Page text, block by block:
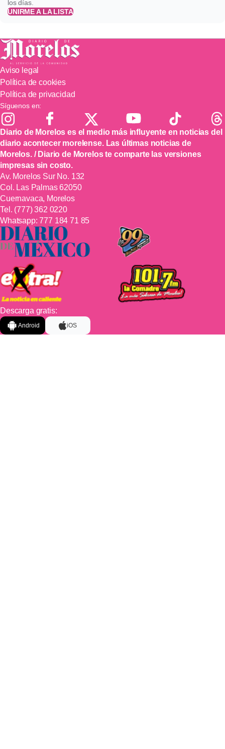
los días.
UNIRME A LA LISTA
Aviso legal
Política de cookies
Política de privacidad
Síguenos en:
Diario de Morelos es el medio más influyente en noticias del
diario acontecer morelense. Las últimas noticias de
Morelos. / Diario de Morelos te comparte las versiones
impresas sin costo.
Av. Morelos Sur No. 132
Col. Las Palmas 62050
Cuernavaca, Morelos
Tel. (777) 362 0220
Whatsapp:777 184 71 85
Descarga gratis:
Android iOS